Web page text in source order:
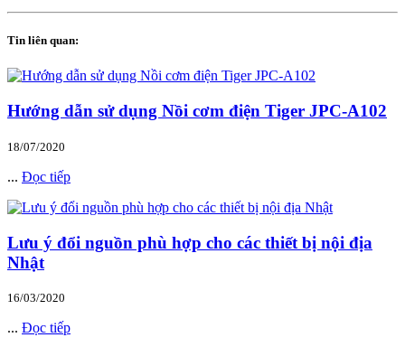
Tin liên quan:
Hướng dẫn sử dụng Nồi cơm điện Tiger JPC-A102
18/07/2020
... Đọc tiếp
Lưu ý đổi nguồn phù hợp cho các thiết bị nội địa
Nhật
16/03/2020
... Đọc tiếp